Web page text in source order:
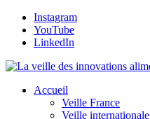
Instagram
YouTube
LinkedIn
Accueil
Veille France
Veille internationale